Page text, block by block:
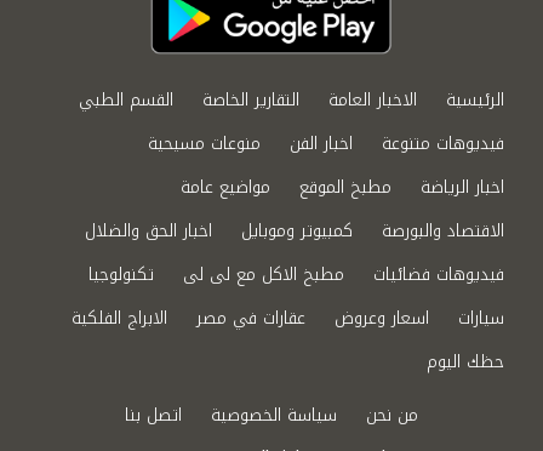
الرئيسية الاخبار العامة التقارير الخاصة
القسم الطبي
فيديوهات متنوعة
اخبار الفن
منوعات مسيحية
اخبار الرياضة
مطبخ الموقع
مواضيع عامة
الاقتصاد والبورصة
كمبيوتر وموبايل
اخبار الحق والضلال
فيديوهات فضائيات
مطبخ الاكل مع لى لى
تكنولوجيا
سيارات
اسعار وعروض عقارات في مصر
الابراج الفلكية
حظك اليوم
من نحن
سياسة الخصوصية اتصل بنا